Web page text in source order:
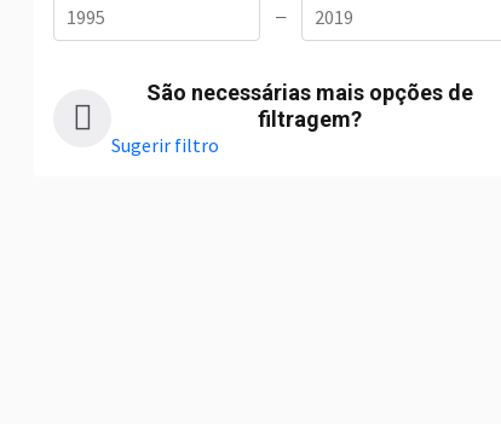
—
São necessárias mais opções de
filtragem?
Sugerir filtro